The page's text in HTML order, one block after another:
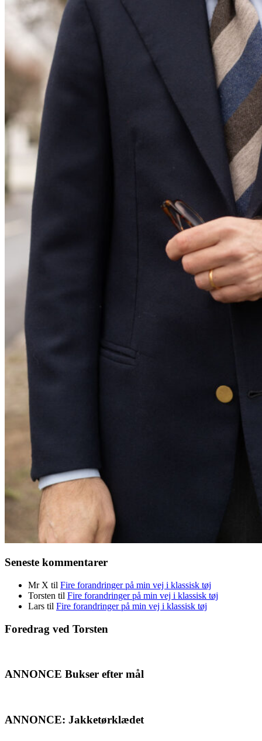
Seneste kommentarer
Mr X til Fire forandringer på min vej i klassisk tøj
Torsten til Fire forandringer på min vej i klassisk tøj
Lars til Fire forandringer på min vej i klassisk tøj
Foredrag ved Torsten
ANNONCE Bukser efter mål
ANNONCE: Jakketørklædet